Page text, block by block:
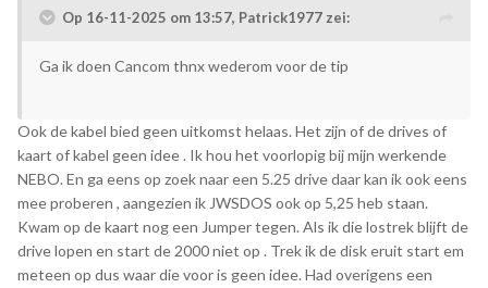
Op 16-11-2025 om 13:57, Patrick1977 zei:
Ga ik doen Cancom thnx wederom voor de tip
Ook de kabel bied geen uitkomst helaas. Het zijn of de drives of
kaart of kabel geen idee . Ik hou het voorlopig bij mijn werkende
NEBO. En ga eens op zoek naar een 5.25 drive daar kan ik ook eens
mee proberen , aangezien ik JWSDOS ook op 5,25 heb staan.
Kwam op de kaart nog een Jumper tegen. Als ik die lostrek blijft de
drive lopen en start de 2000 niet op . Trek ik de disk eruit start em
meteen op dus waar die voor is geen idee. Had overigens een